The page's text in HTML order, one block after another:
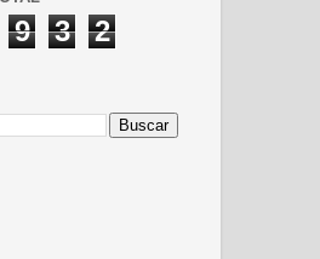
9 3 2